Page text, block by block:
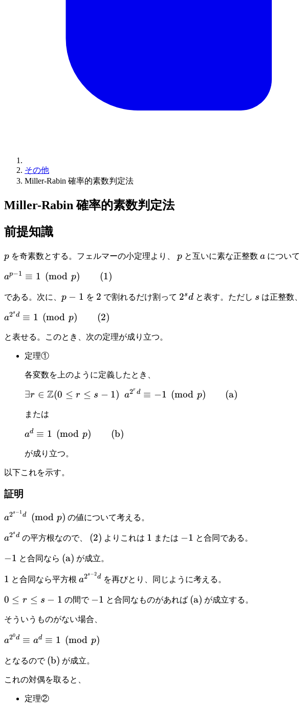
その他
Miller-Rabin 確率的素数判定法
Miller-Rabin 確率的素数判定法
前提知識
p
p を奇素数とする。フェルマーの小定理より、 p
p と互いに素な正整数 a
a について
a^{p-
\equiv
\pmod
p
ap−1 ≡ 1 (mod p) (1)
である。次に、 p-
p − 1 を 2
2 で割れるだけ割って 2^{s}
2sdと表す。ただし s
s は正整数、
a^{2^s
\equiv
\qquad
a2sd ≡ 1 (mod p) (2)
と表せる。このとき、次の定理が成り立つ。
定理①
各変数を上のように定義したとき、
\exists r\in
(0 \le r \le s-1)
\ \ a^{2^r d}
\equiv {-1}
\pmod p
\mathrm{(a)}
∃r ∈ Z(0 ≤ r ≤ s − 1) a2r d ≡ −1 (mod p) (a)
または
a^d \equiv 1
\qquad
\mathrm{(b)}
ad ≡ 1 (mod p) (b)
が成り立つ。
以下これを示す。
証明
a^{2^{s-
\pmod
a2s−1d (mod p) の値について考える。
a^{2^s
a2sd の平方根なので、 (2)
(2) よりこれは 1
1 または -1
−1 と合同である。
-1
−1 と合同なら \mathrm{(a)}
(a) が成立。
1
1 と合同なら平方根 a^{2^{s-
a2s−2d を再びとり、同じように考える。
0
r
\le
s-1
0 ≤ r ≤ s − 1 の間で -1
−1 と合同なものがあれば \mathrm{(a)}
(a) が成立する。
そういうものがない場合、
a^{2^0
\equiv
a^d
\equiv
a20d ≡ ad ≡ 1 (mod p)
となるので \mathrm{(b)}
(b) が成立。
これの対偶を取ると、
定理②